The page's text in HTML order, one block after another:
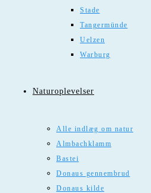
Stade
Tangermünde
Uelzen
Warburg
Naturoplevelser
Alle indlæg om natur
Almbachklamm
Bastei
Donaus gennembrud
Donaus kilde